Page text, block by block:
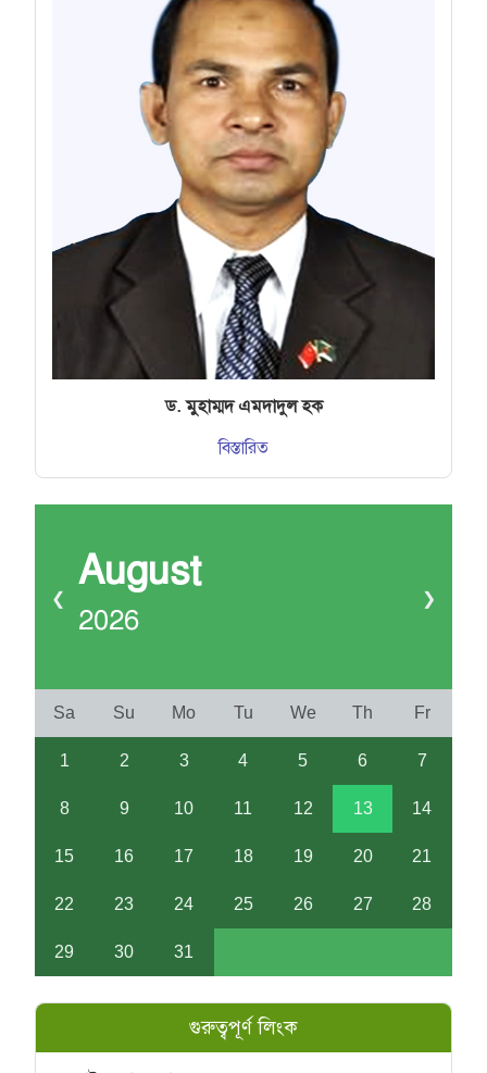
ড. মুহাম্মদ এমদাদুল হক
বিস্তারিত
August
2026
❮ ❯
Sa Su Mo Tu We Th Fr
1 2 3 4 5 6 7
8 9 10 11 12 13 14
15 16 17 18 19 20 21
22 23 24 25 26 27 28
29 30 31
গুরুত্বপূর্ণ লিংক